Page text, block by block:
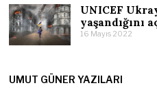
UNICEF
yaşandığını
16 Mayıs 2022
UMUT GÜNER YAZILARI